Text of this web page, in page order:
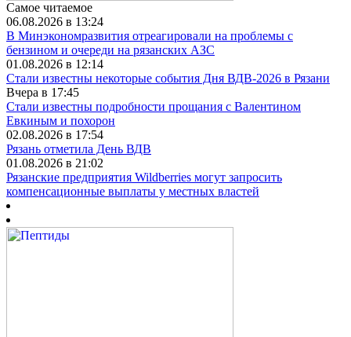
Самое читаемое
06.08.2026 в 13:24
В Минэкономразвития отреагировали на проблемы с
бензином и очереди на рязанских АЗС
01.08.2026 в 12:14
Стали известны некоторые события Дня ВДВ-2026 в Рязани
Вчера в 17:45
Стали известны подробности прощания с Валентином
Евкиным и похорон
02.08.2026 в 17:54
Рязань отметила День ВДВ
01.08.2026 в 21:02
Рязанские предприятия Wildberries могут запросить
компенсационные выплаты у местных властей